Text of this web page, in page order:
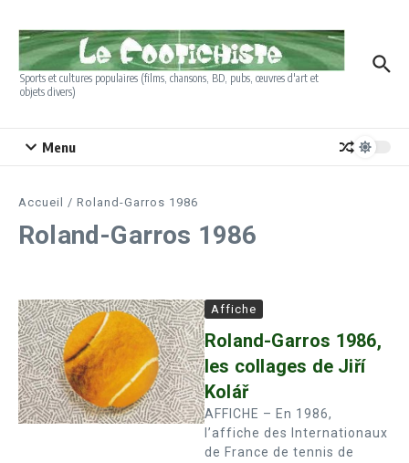
Sports et cultures populaires (films, chansons, BD, pubs, œuvres d'art et
objets divers)
Menu
Accueil / Roland-Garros 1986
Roland-Garros 1986
Affiche
Roland-Garros 1986,
les collages de Jiří
Kolář
AFFICHE – En 1986,
l’affiche des Internationaux
de France de tennis de